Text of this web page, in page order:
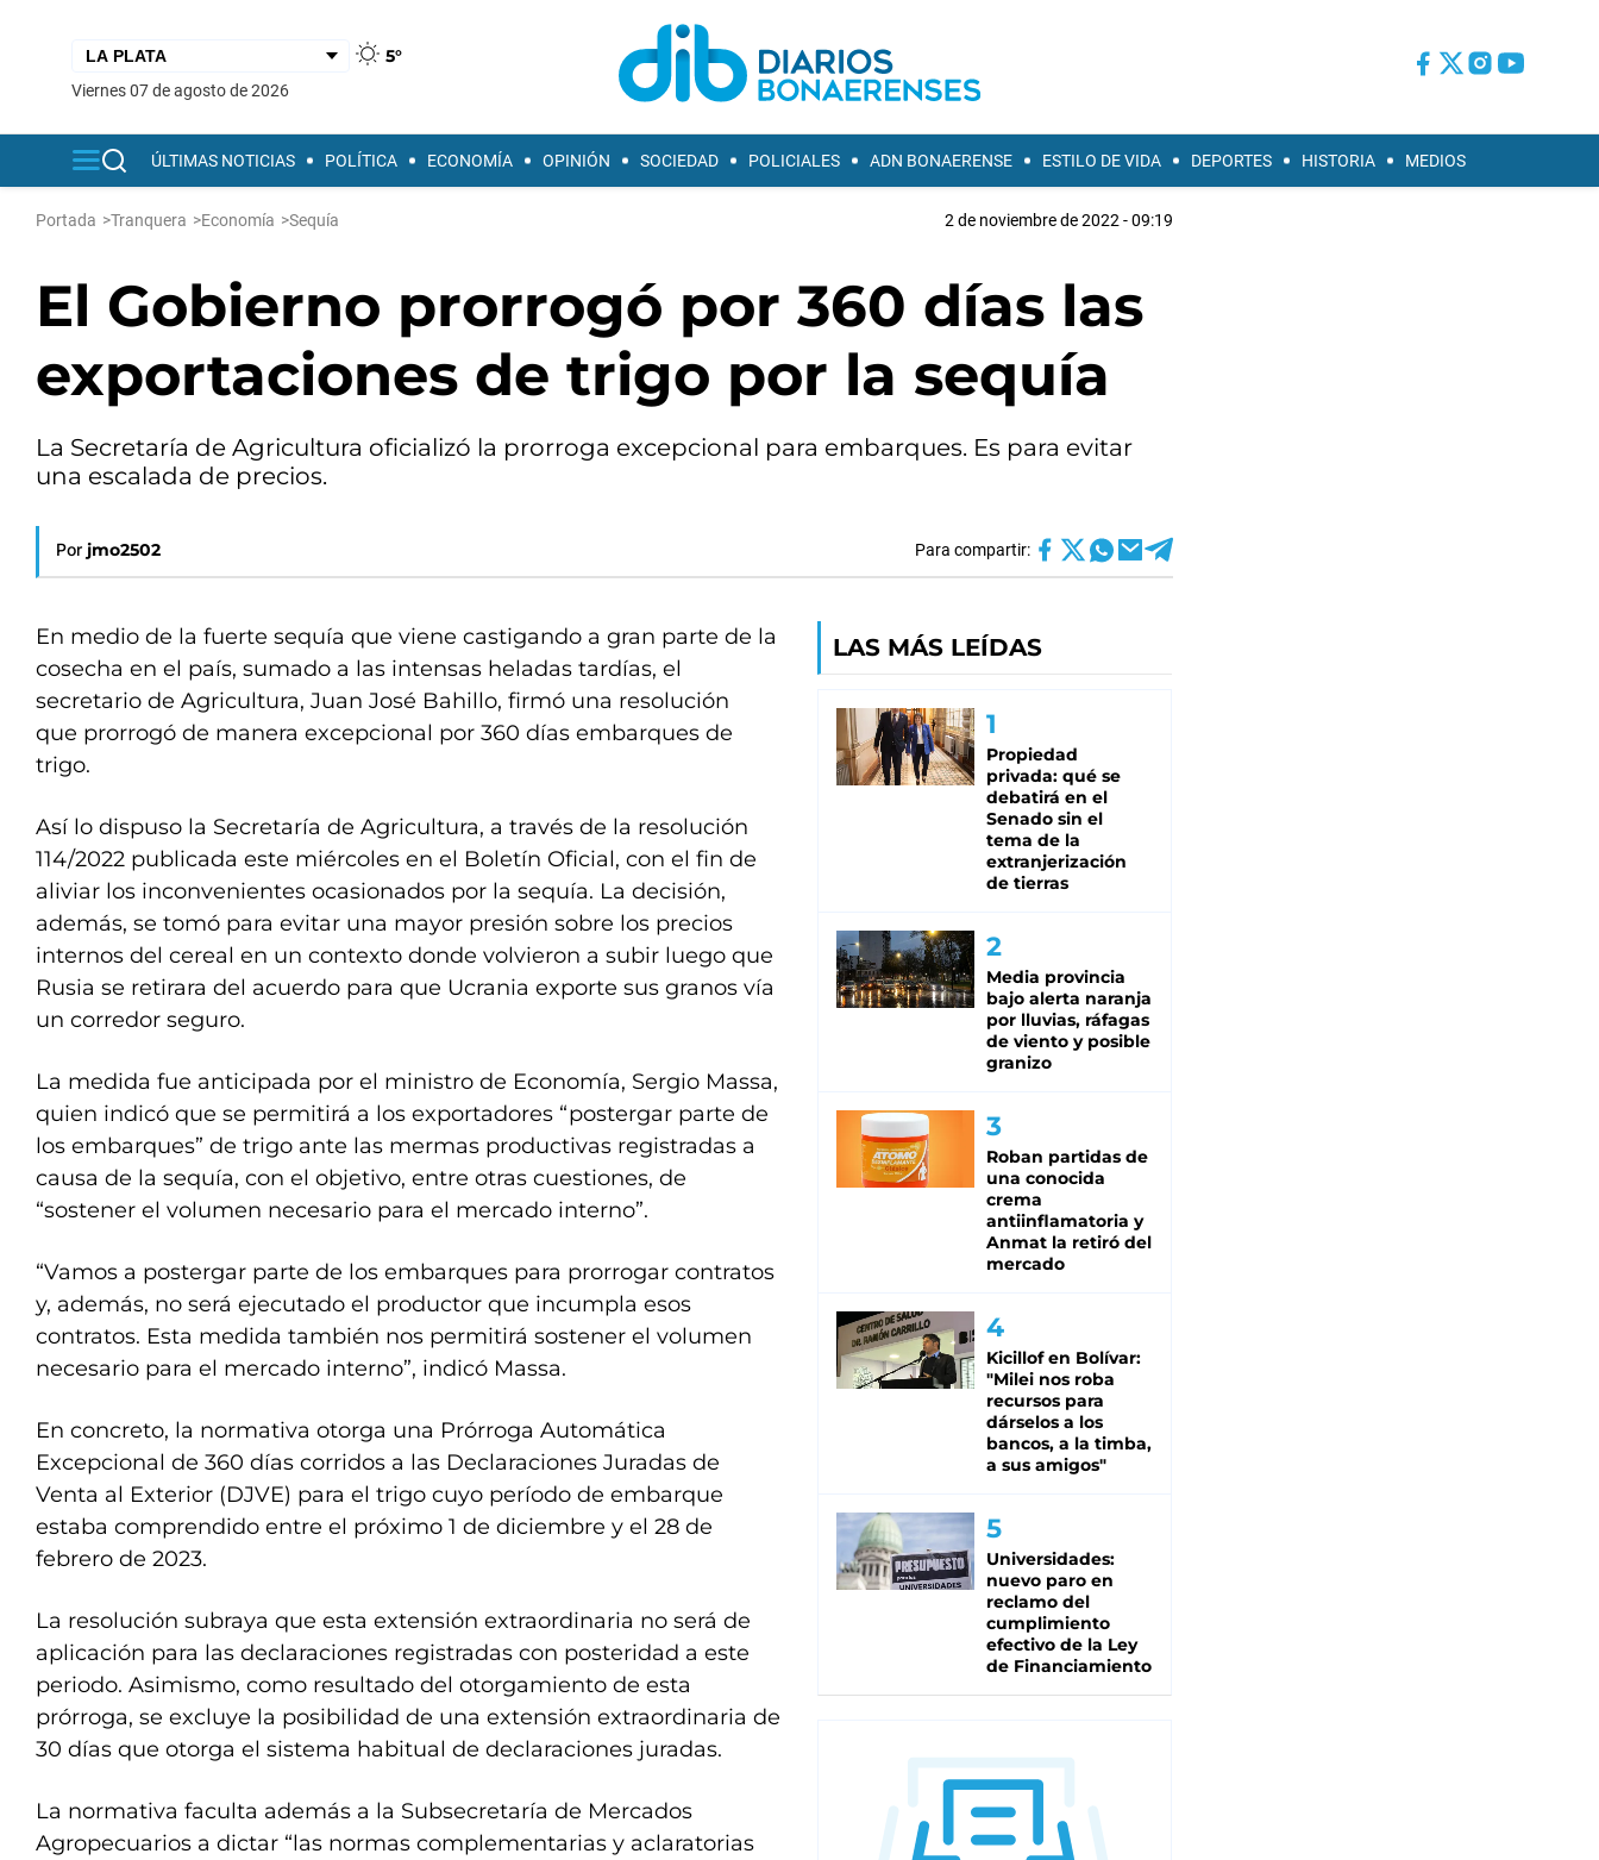
5°
viernes 07 de agosto de 2026
ÚLTIMAS NOTICIAS POLÍTICA ECONOMÍA OPINIÓN SOCIEDAD POLICIALES ADN BONAERENSE ESTILO DE VIDA DEPORTES HISTORIA MEDIOS
Portada >Tranquera >Economía >Sequía 2 de noviembre de 2022 - 09:19
El Gobierno prorrogó por 360 días las
exportaciones de trigo por la sequía
La Secretaría de Agricultura oficializó la prorroga excepcional para embarques. Es para evitar
una escalada de precios.
Por jmo2502 Para compartir:
En medio de la fuerte sequía que viene castigando a gran parte de la
cosecha en el país, sumado a las intensas heladas tardías, el
secretario de Agricultura, Juan José Bahillo, firmó una resolución
que prorrogó de manera excepcional por 360 días embarques de
trigo.
Así lo dispuso la Secretaría de Agricultura, a través de la resolución
114/2022 publicada este miércoles en el Boletín Oficial, con el fin de
aliviar los inconvenientes ocasionados por la sequía. La decisión,
además, se tomó para evitar una mayor presión sobre los precios
internos del cereal en un contexto donde volvieron a subir luego que
Rusia se retirara del acuerdo para que Ucrania exporte sus granos vía
un corredor seguro.
La medida fue anticipada por el ministro de Economía, Sergio Massa,
quien indicó que se permitirá a los exportadores “postergar parte de
los embarques” de trigo ante las mermas productivas registradas a
causa de la sequía, con el objetivo, entre otras cuestiones, de
“sostener el volumen necesario para el mercado interno”.
“Vamos a postergar parte de los embarques para prorrogar contratos
y, además, no será ejecutado el productor que incumpla esos
contratos. Esta medida también nos permitirá sostener el volumen
necesario para el mercado interno”, indicó Massa.
En concreto, la normativa otorga una Prórroga Automática
Excepcional de 360 días corridos a las Declaraciones Juradas de
Venta al Exterior (DJVE) para el trigo cuyo período de embarque
estaba comprendido entre el próximo 1 de diciembre y el 28 de
febrero de 2023.
La resolución subraya que esta extensión extraordinaria no será de
aplicación para las declaraciones registradas con posteridad a este
periodo. Asimismo, como resultado del otorgamiento de esta
prórroga, se excluye la posibilidad de una extensión extraordinaria de
30 días que otorga el sistema habitual de declaraciones juradas.
La normativa faculta además a la Subsecretaría de Mercados
Agropecuarios a dictar “las normas complementarias y aclaratorias
LAS MÁS LEÍDAS
Propiedad
privada: qué se
debatirá en el
Senado sin el
tema de la
extranjerización
de tierras
Media provincia
bajo alerta naranja
por lluvias, ráfagas
de viento y posible
granizo
Roban partidas de
una conocida
crema
antiinflamatoria y
Anmat la retiró del
mercado
Kicillof en Bolívar:
"Milei nos roba
recursos para
dárselos a los
bancos, a la timba,
a sus amigos"
Universidades:
nuevo paro en
reclamo del
cumplimiento
efectivo de la Ley
de Financiamiento